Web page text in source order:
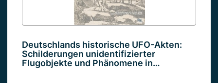
Deutschlands historische UFO-Akten:
Schilderungen unidentifizierter
Flugobjekte und Phänomene in…